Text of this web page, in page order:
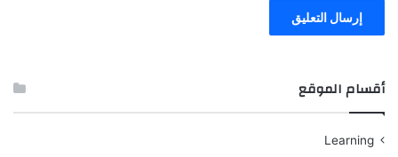
أقسام الموقع
Learning